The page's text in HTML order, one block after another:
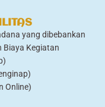
yang dibebankan
Biaya Kegiatan
Online)